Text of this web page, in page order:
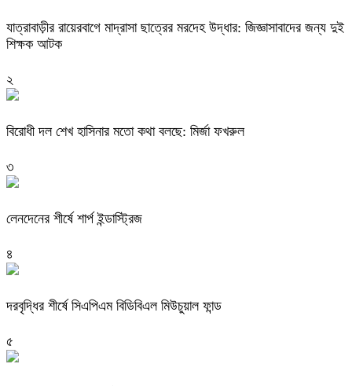
যাত্রাবাড়ীর রায়েরবাগে মাদ্রাসা ছাত্রের মরদেহ উদ্ধার: জিজ্ঞাসাবাদের জন্য দুই
শিক্ষক আটক
২
বিরোধী দল শেখ হাসিনার মতো কথা বলছে: মির্জা ফখরুল
৩
লেনদেনের শীর্ষে শার্প ইন্ডাস্ট্রিজ
৪
দরবৃদ্ধির শীর্ষে সিএপিএম বিডিবিএল মিউচুয়াল ফান্ড
৫